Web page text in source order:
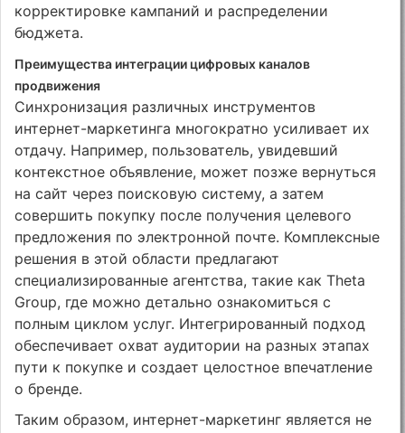
корректировке кампаний и распределении
бюджета.
Преимущества интеграции цифровых каналов
продвижения
Синхронизация различных инструментов
интернет-маркетинга многократно усиливает их
отдачу. Например, пользователь, увидевший
контекстное объявление, может позже вернуться
на сайт через поисковую систему, а затем
совершить покупку после получения целевого
предложения по электронной почте. Комплексные
решения в этой области предлагают
специализированные агентства, такие как Theta
Group, где можно детально ознакомиться с
полным циклом услуг. Интегрированный подход
обеспечивает охват аудитории на разных этапах
пути к покупке и создает целостное впечатление
о бренде.
Таким образом, интернет-маркетинг является не